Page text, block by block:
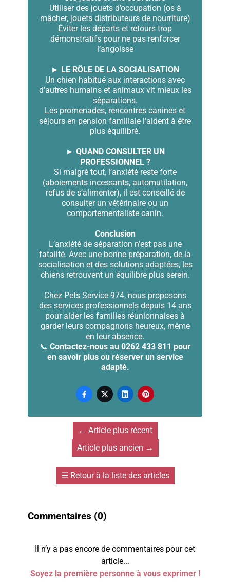
Utiliser des jouets d’occupation (os à
mâcher, jouets distributeurs de nourriture)
Éviter les départs et retours trop
démonstratifs pour ne pas renforcer
l’angoisse
► LE RÔLE DE LA SOCIALISATION
Un chien habitué aux interactions avec
d’autres humains et animaux vit mieux les
séparations.
Les promenades, rencontres canines et
séjours en pension familiale l’aident à être
plus équilibré.
► QUAND CONSULTER UN
PROFESSIONNEL ?
Si malgré tout, l’anxiété reste forte
(aboiements incessants, automutilation,
refus de s’alimenter), il est conseillé de
consulter un vétérinaire ou un
comportementaliste canin.
Conclusion
L’anxiété de séparation n’est pas une
fatalité. Avec une bonne préparation, de la
socialisation et des solutions adaptées, les
chiens retrouvent un équilibre plus serein.
Chez Pets Service 974, nous proposons
des services professionnels depuis 14 ans
pour aider les familles réunionnaises à
garder leurs compagnons heureux, même
en leur absence.
📞 Contactez-nous au 0262 433 811 pour
en savoir plus ou réserver un service
adapté.
   
← Article plus récent
Article plus ancien →
☰ Retour à la liste des articles
Commentaires (0)
Il n’y a pas encore de commentaires pour cet
article...
Soyez la première personne à vous exprimer !